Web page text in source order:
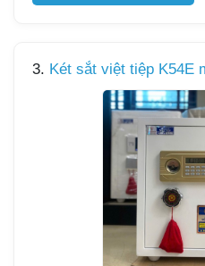
3. Két sắt việt tiệp K54E